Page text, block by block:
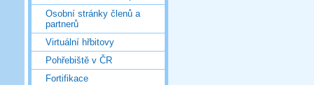
Osobní stránky členů a
partnerů
Virtuální hřbitovy
Pohřebiště v ČR
Fortifikace